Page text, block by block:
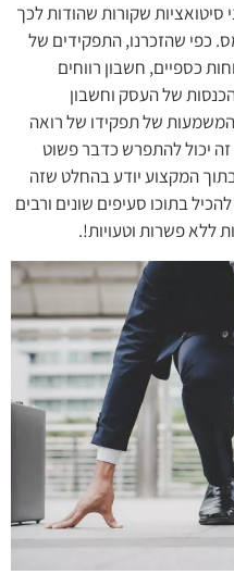
שקורות שהודות לכך
כפי שהזכרנו, התפקידים של
כספיים, חשבון רווחים
של העסק וחשבון
של תפקידו של רואה
זה יכול להתפרש כדבר פשוט
המקצוע יודע בהחלט שזה
בתוכו סעיפים שונים ורבים
ללא פשרות וטעויות!.